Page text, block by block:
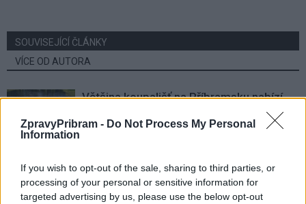
ZpravyPribram - Do Not Process My Personal
Information
If you wish to opt-out of the sale, sharing to third parties, or
processing of your personal or sensitive information for
targeted advertising by us, please use the below opt-out
SOUVISEJÍCÍ ČLÁNKY
VÍCE OD AUTORA
Zpravodajství
Většina koupališť na Příbramsku nabízí
výborné podmínky. Horší voda je jen na
Živohošti
Zpravodajství
Příbram modernizuje parkovací automaty.
Přibudou i tři nové poblíž Svaté Hory